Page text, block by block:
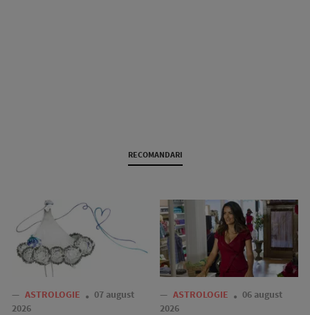
RECOMANDARI
— ASTROLOGIE
07 august
2026
— ASTROLOGIE
06 august
2026